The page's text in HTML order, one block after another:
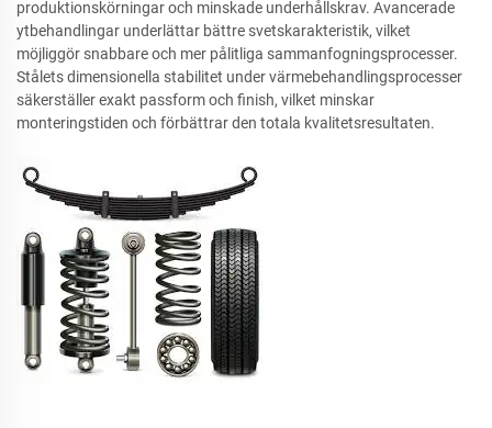
produktionskörningar och minskade underhållskrav. Avancerade
ytbehandlingar underlättar bättre svetskarakteristik, vilket
möjliggör snabbare och mer pålitliga sammanfogningsprocesser.
Stålets dimensionella stabilitet under värmebehandlingsprocesser
säkerställer exakt passform och finish, vilket minskar
monteringstiden och förbättrar den totala kvalitetsresultaten.